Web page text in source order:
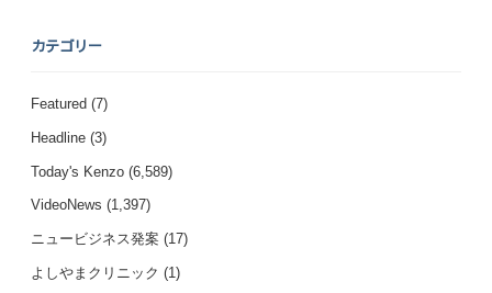
カテゴリー
Featured (7)
Headline (3)
Today's Kenzo (6,589)
VideoNews (1,397)
ニュービジネス発案 (17)
よしやまクリニック (1)